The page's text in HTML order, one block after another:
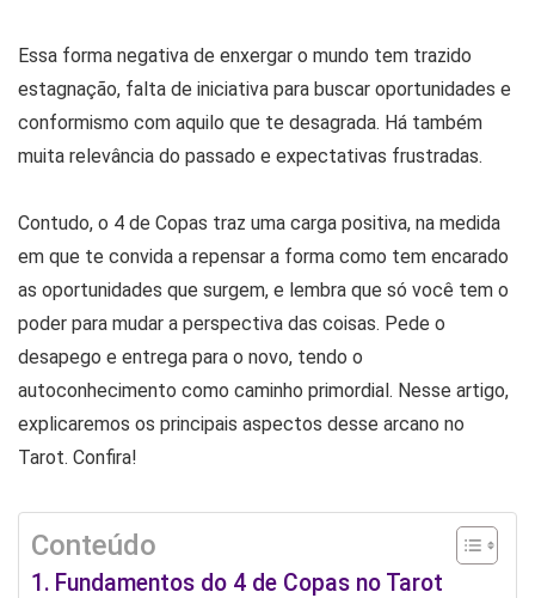
Essa forma negativa de enxergar o mundo tem trazido
estagnação, falta de iniciativa para buscar oportunidades e
conformismo com aquilo que te desagrada. Há também
muita relevância do passado e expectativas frustradas.
Contudo, o 4 de Copas traz uma carga positiva, na medida
em que te convida a repensar a forma como tem encarado
as oportunidades que surgem, e lembra que só você tem o
poder para mudar a perspectiva das coisas. Pede o
desapego e entrega para o novo, tendo o
autoconhecimento como caminho primordial. Nesse artigo,
explicaremos os principais aspectos desse arcano no
Tarot. Confira!
Conteúdo
Fundamentos do 4 de Copas no Tarot